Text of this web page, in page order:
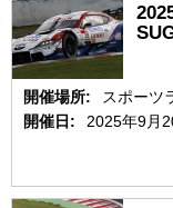
開催場所:
スポーツ
開催日:
2025年9月